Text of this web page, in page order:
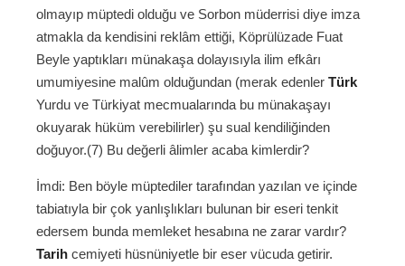
olmayıp müptedi olduğu ve Sorbon müderrisi diye imza
atmakla da kendisini reklâm ettiği, Köprülüzade Fuat
Beyle yaptıkları münakaşa dolayısıyla ilim efkârı
umumiyesine malûm olduğundan (merak edenler Türk
Yurdu ve Türkiyat mecmualarında bu münakaşayı
okuyarak hüküm verebilirler) şu sual kendiliğinden
doğuyor.(7) Bu değerli âlimler acaba kimlerdir?
İmdi: Ben böyle müptediler tarafından yazılan ve içinde
tabiatıyla bir çok yanlışlıkları bulunan bir eseri tenkit
edersem bunda memleket hesabına ne zarar vardır?
Tarih cemiyeti hüsnüniyetle bir eser vücuda getirir.